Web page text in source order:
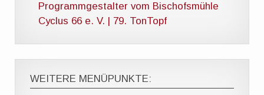
Programmgestalter vom Bischofsmühle
Cyclus 66 e. V. | 79. TonTopf
WEITERE MENÜPUNKTE: